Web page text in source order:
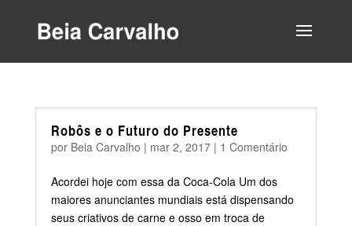
Robôs e o Futuro do Presente
por Beia Carvalho | mar 2, 2017| 1 Comentário
Acordei hoje com essa da Coca-Cola Um dos
maiores anunciantes mundiais está dispensando
seus criativos de carne e osso em troca de